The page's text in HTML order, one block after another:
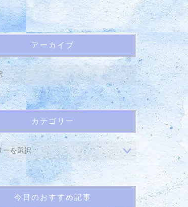
アーカイブ
カテゴリー
今日のおすすめ記事